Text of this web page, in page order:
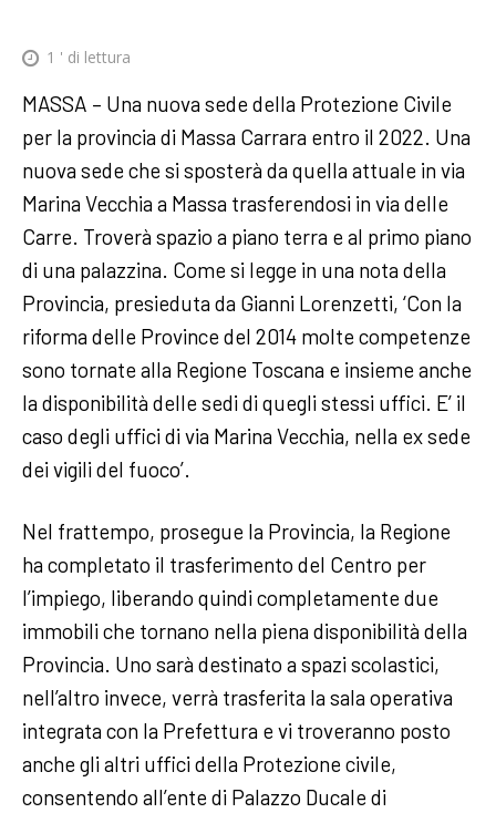
1 ' di lettura
MASSA – Una nuova sede della Protezione Civile
per la provincia di Massa Carrara entro il 2022. Una
nuova sede che si sposterà da quella attuale in via
Marina Vecchia a Massa trasferendosi in via delle
Carre. Troverà spazio a piano terra e al primo piano
di una palazzina. Come si legge in una nota della
Provincia, presieduta da Gianni Lorenzetti, ‘Con la
riforma delle Province del 2014 molte competenze
sono tornate alla Regione Toscana e insieme anche
la disponibilità delle sedi di quegli stessi uffici. E’ il
caso degli uffici di via Marina Vecchia, nella ex sede
dei vigili del fuoco’.
Nel frattempo, prosegue la Provincia, la Regione
ha completato il trasferimento del Centro per
l’impiego, liberando quindi completamente due
immobili che tornano nella piena disponibilità della
Provincia. Uno sarà destinato a spazi scolastici,
nell’altro invece, verrà trasferita la sala operativa
integrata con la Prefettura e vi troveranno posto
anche gli altri uffici della Protezione civile,
consentendo all’ente di Palazzo Ducale di